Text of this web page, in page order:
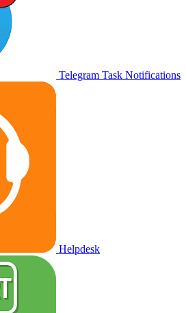
Telegram Task Notifications
Helpdesk